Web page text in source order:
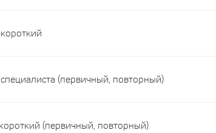
(первичный, повторный)
(первичный, повторный)